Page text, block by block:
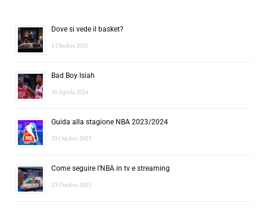
Dove si vede il basket?
1 Ottobre 2025
Bad Boy Isiah
30 Aprile 2024
Guida alla stagione NBA 2023/2024
23 Ottobre 2023
Come seguire l’NBA in tv e streaming
23 Ottobre 2023